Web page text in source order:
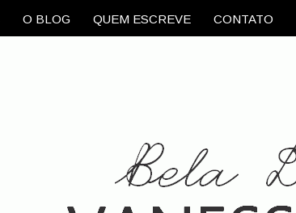
O BLOG QUEM ESCREVE CONTATO